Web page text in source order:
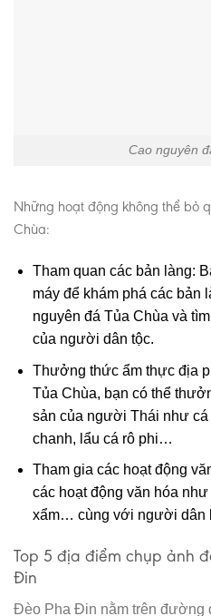
Cao nguyên
Những hoạt động không thể bỏ
Chùa:
Tham quan các bản làng:
máy để khám phá các bản
nguyên đá Tủa Chùa và
của người dân tộc.
Thưởng thức ẩm thực địa
Tủa Chùa, bạn có thể
sản của người Thái như
chanh, lẩu cá rô phi…
Tham gia các hoạt động
các hoạt động văn hóa
xẩm… cùng với người dân
Top 5 địa điểm chụp ảnh
Đin
Đèo Pha Đin nằm trên đường